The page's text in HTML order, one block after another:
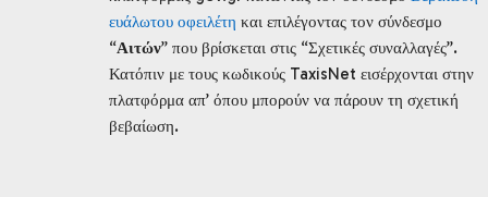
ευάλωτου οφειλέτη και επιλέγοντας τον σύνδεσμο
“Αιτών” που βρίσκεται στις “Σχετικές συναλλαγές”.
Κατόπιν με τους κωδικούς TaxisNet εισέρχονται στην
πλατφόρμα απ’ όπου μπορούν να πάρουν τη σχετική
βεβαίωση.